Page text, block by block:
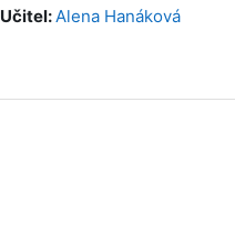
Učitel:Alena Hanáková